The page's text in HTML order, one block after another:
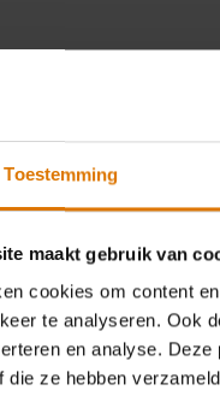
Toestemming
maakt gebruik van
cookies om content
te analyseren. Ook
en analyse.
die ze hebben